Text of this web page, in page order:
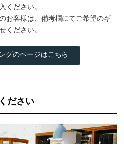
ください。
お客様は、備考欄にてご希望のギ
ください。
グのページはこちら
ださい